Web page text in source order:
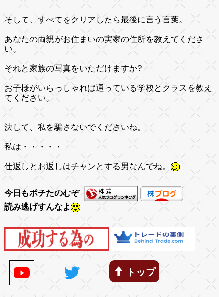
そして、すべてをクリアしたら最後に言う言葉。
あなたの両親がお住まいの実家の住所を教えてくださ
い。
それと家族の写真をいただけますか?
お子様がいらっしゃれば通っている学校とクラスを教え
てください。
決して、私を騙さないでくださいね。
私は・・・・・
仕返しとお返しはチャンとする男なんでね。
今日もポチたのむぞ
読み逃げすんなよ
トップ